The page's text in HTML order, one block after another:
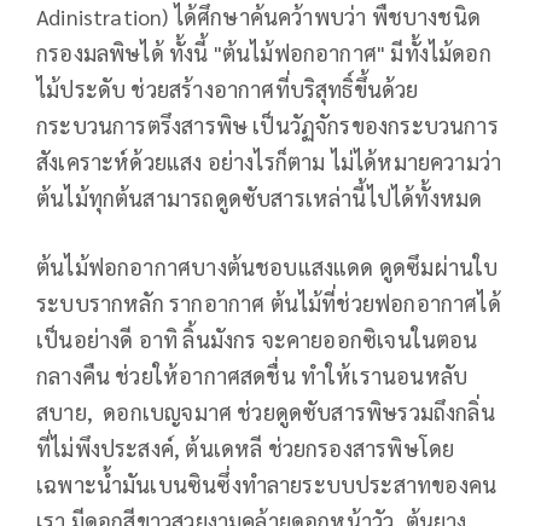
Adinistration) ได้ศึกษาค้นคว้าพบว่า พืชบางชนิด
กรองมลพิษได้ ทั้งนี้ "ต้นไม้ฟอกอากาศ" มีทั้งไม้ดอก
ไม้ประดับ ช่วยสร้างอากาศที่บริสุทธิ์ขึ้นด้วย
กระบวนการตรึงสารพิษ เป็นวัฏจักรของกระบวนการ
สังเคราะห์ด้วยแสง อย่างไรก็ตาม ไม่ได้หมายความว่า
ต้นไม้ทุกต้นสามารถดูดซับสารเหล่านี้ไปได้ทั้งหมด
ต้นไม้ฟอกอากาศบางต้นชอบแสงแดด ดูดซึมผ่านใบ
ระบบรากหลัก รากอากาศ ต้นไม้ที่ช่วยฟอกอากาศได้
เป็นอย่างดี อาทิ ลิ้นมังกร จะคายออกซิเจนในตอน
กลางคืน ช่วยให้อากาศสดชื่น ทำให้เรานอนหลับ
สบาย, ดอกเบญจมาศ ช่วยดูดซับสารพิษรวมถึงกลิ่น
ที่ไม่พึงประสงค์, ต้นเดหลี ช่วยกรองสารพิษโดย
เฉพาะน้ำมันเบนซินซึ่งทำลายระบบประสาทของคน
เรา มีดอกสีขาวสวยงามคล้ายดอกหน้าวัว, ต้นยาง